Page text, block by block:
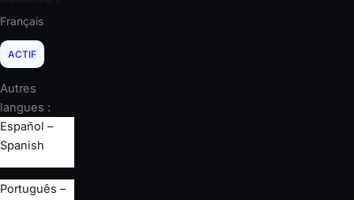
Français
ACTIF
Autres
langues :
Español –
Spanish
Português –